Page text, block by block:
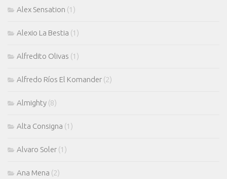
Alex Sensation (1)
Alexio La Bestia (1)
Alfredito Olivas (1)
Alfredo Ríos El Komander (2)
Almighty (8)
Alta Consigna (1)
Alvaro Soler (1)
Ana Mena (2)